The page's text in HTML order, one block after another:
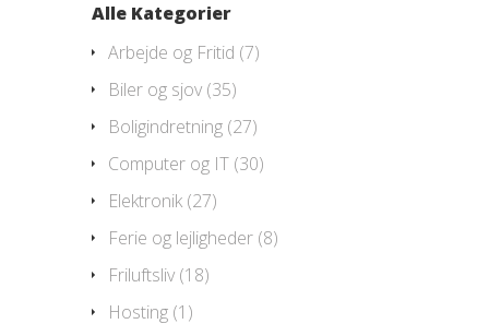
Alle Kategorier
Arbejde og Fritid (7)
Biler og sjov (35)
Boligindretning (27)
Computer og IT (30)
Elektronik (27)
Ferie og lejligheder (8)
Friluftsliv (18)
Hosting (1)